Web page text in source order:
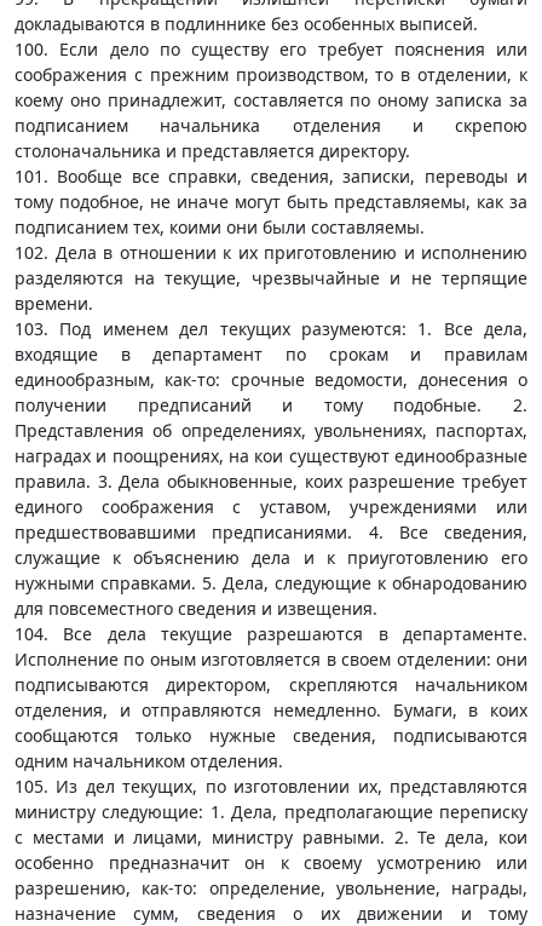
докладываются в подлиннике без особенных выписей.
100. Если дело по существу его требует пояснения или
соображения с прежним производством, то в отделении, к
коему оно принадлежит, составляется по оному записка за
подписанием начальника отделения и скрепою
столоначальника и представляется директору.
101. Вообще все справки, сведения, записки, переводы и
тому подобное, не иначе могут быть представляемы, как за
подписанием тех, коими они были составляемы.
102. Дела в отношении к их приготовлению и исполнению
разделяются на текущие, чрезвычайные и не терпящие
времени.
103. Под именем дел текущих разумеются: 1. Все дела,
входящие в департамент по срокам и правилам
единообразным, как-то: срочные ведомости, донесения о
получении предписаний и тому подобные. 2.
Представления об определениях, увольнениях, паспортах,
наградах и поощрениях, на кои существуют единообразные
правила. 3. Дела обыкновенные, коих разрешение требует
единого соображения с уставом, учреждениями или
предшествовавшими предписаниями. 4. Все сведения,
служащие к объяснению дела и к приуготовлению его
нужными справками. 5. Дела, следующие к обнародованию
для повсеместного сведения и извещения.
104. Все дела текущие разрешаются в департаменте.
Исполнение по оным изготовляется в своем отделении: они
подписываются директором, скрепляются начальником
отделения, и отправляются немедленно. Бумаги, в коих
сообщаются только нужные сведения, подписываются
одним начальником отделения.
105. Из дел текущих, по изготовлении их, представляются
министру следующие: 1. Дела, предполагающие переписку
с местами и лицами, министру равными. 2. Те дела, кои
особенно предназначит он к своему усмотрению или
разрешению, как-то: определение, увольнение, награды,
назначение сумм, сведения о их движении и тому